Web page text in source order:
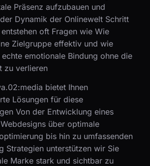
Präsenz aufzubauen und
Dynamik der Onlinewelt Schritt
oft Fragen wie Wie
Zielgruppe effektiv und wie
emotionale Bindung ohne die
zu verlieren
bietet Ihnen
Lösungen für diese
Von der Entwicklung eines
über optimale
bis hin zu umfassenden
Strategien unterstützen wir Sie
Marke stark und sichtbar zu